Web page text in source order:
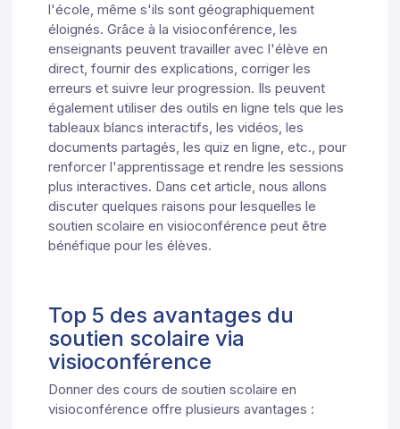
l'école, même s'ils sont géographiquement
éloignés. Grâce à la visioconférence, les
enseignants peuvent travailler avec l'élève en
direct, fournir des explications, corriger les
erreurs et suivre leur progression. Ils peuvent
également utiliser des outils en ligne tels que les
tableaux blancs interactifs, les vidéos, les
documents partagés, les quiz en ligne, etc., pour
renforcer l'apprentissage et rendre les sessions
plus interactives. Dans cet article, nous allons
discuter quelques raisons pour lesquelles le
soutien scolaire en visioconférence peut être
bénéfique pour les élèves.
Top 5 des avantages du
soutien scolaire via
visioconférence
Donner des cours de soutien scolaire en
visioconférence offre plusieurs avantages :